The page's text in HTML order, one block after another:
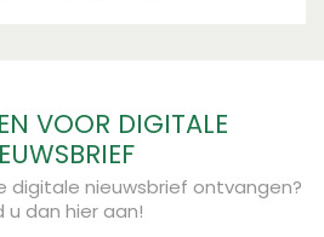
VOOR DIGITALE
digitale nieuwsbrief ontvangen?
u dan hier aan!